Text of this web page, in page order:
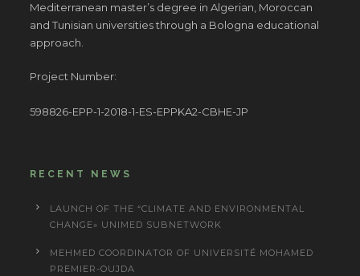
Mediterranean master’s degree in Algerian, Moroccan
and Tunisian universities through a Bologna educational
approach.
Project Number:
598826-EPP-1-2018-1-ES-EPPKA2-CBHE-JP
RECENT NEWS
LAUNCH OF THE “CLIMATE AND ENVIRONMENTAL
CHANGE» UNIMED SUBNETWORK
MEHMED COORDINATOR OF UNIVERSITÉ MOHAMED
PREMIER-OUJDA